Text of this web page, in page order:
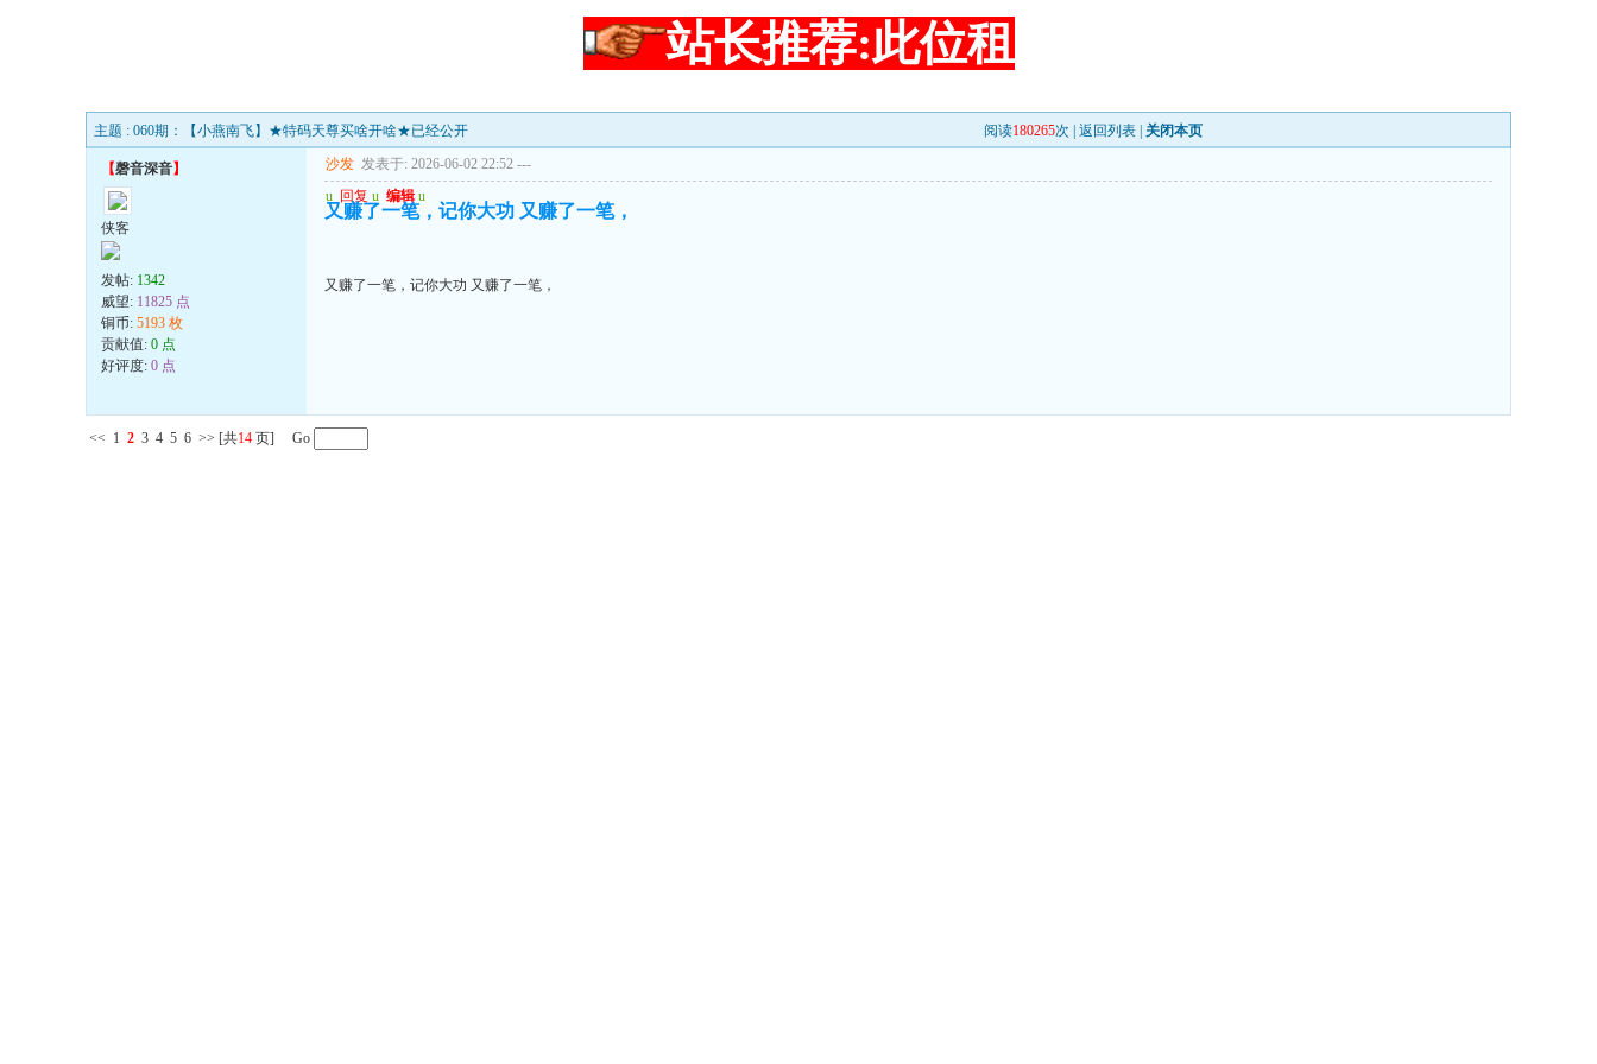
站长推荐:此位租
主题 : 060期：【小燕南飞】★特码天尊买啥开啥★已经公开 阅读180265次 | 返回列表 关闭本页
【磬音深音】
侠客
发帖: 1342
威望: 11825 点
铜币: 5193 枚
贡献值: 0 点
好评度: 0 点
沙发 发表于: 2026-06-02 22:52 ---
u 回复 u 编辑 u
又赚了一笔，记你大功 又赚了一笔，
又赚了一笔，记你大功 又赚了一笔，
<< 1 2 3 4 5 6 >> [共14 页] Go